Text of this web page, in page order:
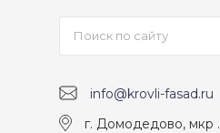
info@krovli-fasad.ru
г. Домодедово, мкр .